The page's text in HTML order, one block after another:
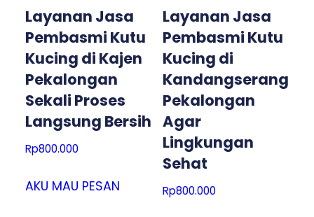
Layanan Jasa
Pembasmi Kutu
Kucing di Kajen
Pekalongan
Sekali Proses
Langsung Bersih
Rp800.000
AKU MAU PESAN
Layanan Jasa
Pembasmi Kutu
Kucing di
Kandangserang
Pekalongan
Agar
Lingkungan
Sehat
Rp800.000